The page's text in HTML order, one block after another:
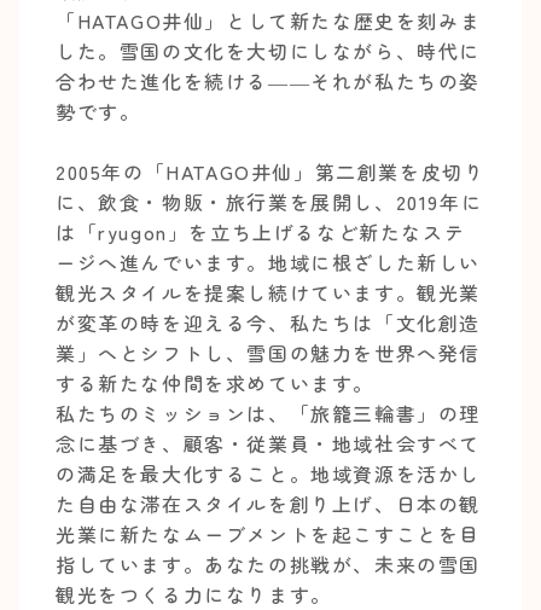
「HATAGO井仙」として新たな歴史を刻みま
した。雪国の文化を大切にしながら、時代に
合わせた進化を続ける――それが私たちの姿
勢です。
2005年の「HATAGO井仙」第二創業を皮切り
に、飲食・物販・旅行業を展開し、2019年に
は「ryugon」を立ち上げるなど新たなステ
ージへ進んでいます。地域に根ざした新しい
観光スタイルを提案し続けています。観光業
が変革の時を迎える今、私たちは「文化創造
業」へとシフトし、雪国の魅力を世界へ発信
する新たな仲間を求めています。
私たちのミッションは、「旅籠三輪書」の理
念に基づき、顧客・従業員・地域社会すべて
の満足を最大化すること。地域資源を活かし
た自由な滞在スタイルを創り上げ、日本の観
光業に新たなムーブメントを起こすことを目
指しています。あなたの挑戦が、未来の雪国
観光をつくる力になります。